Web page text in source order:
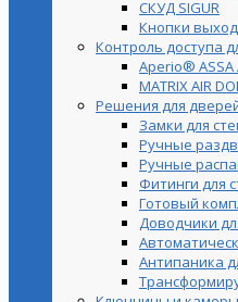
СКУД SIGUR
Кнопки
Контроль доступа
Aperio® ASSA
MATRIX AIR
Решения для
Замки для
Ручные
Ручные
Фитинги для
Готовый
Доводчики
Антипаника